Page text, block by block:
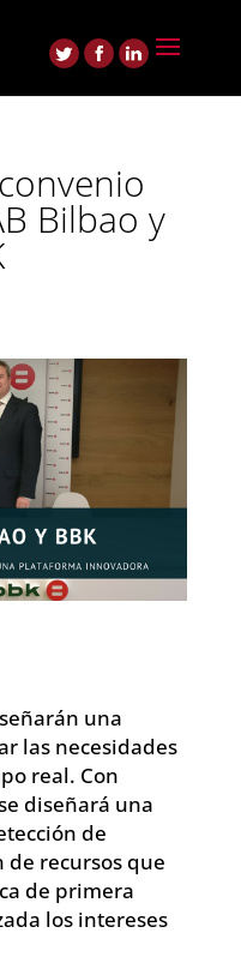
Bilbao y
una
las necesidades
real. Con
diseñará una
de
de recursos que
de primera
los intereses